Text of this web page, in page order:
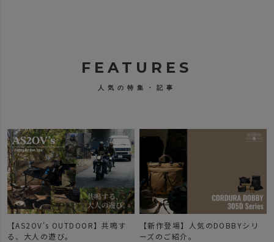
FEATURES
人気の特集・記事
【AS2OV's OUTDOOR】共鳴す
る、大人の遊び。
【新作登場】人気のDOBBYシリ
ーズのご紹介。